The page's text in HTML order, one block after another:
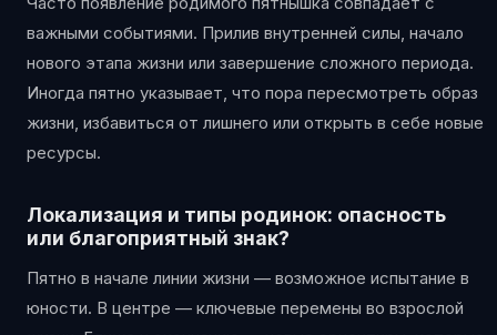
важными событиями. Прилив внутренней силы, начало
нового этапа жизни или завершение сложного периода.
Иногда пятно указывает, что пора пересмотреть образ
жизни, избавиться от лишнего или открыть в себе новые
ресурсы.
Локализация и типы родинок: опасность
или благоприятный знак?
Пятно в начале линии жизни — возможное испытание в
юности. В центре — ключевые перемены во взрослой